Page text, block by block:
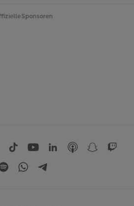
Sponsoren